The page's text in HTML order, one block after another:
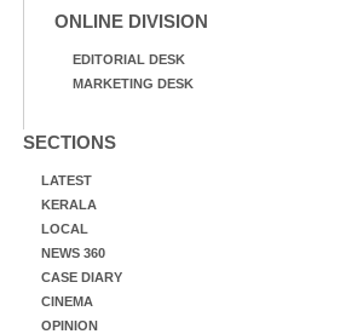
ONLINE DIVISION
EDITORIAL DESK
MARKETING DESK
SECTIONS
LATEST
KERALA
LOCAL
NEWS 360
CASE DIARY
CINEMA
OPINION